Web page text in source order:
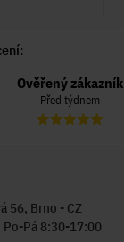
Ověřený zákazník
Před týdnem
56, Brno - CZ
Po-Pá 8:30-17:00